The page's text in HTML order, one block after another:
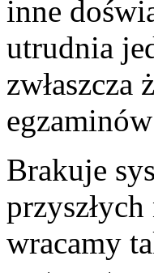
inne
utrudnia
Brakuje
wracamy